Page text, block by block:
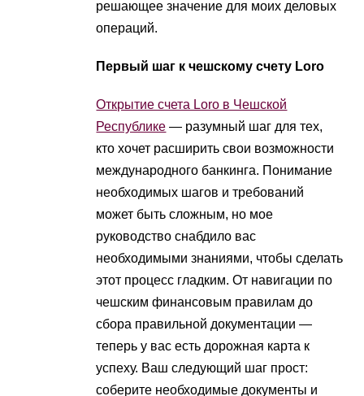
решающее значение для моих деловых
операций.
Первый шаг к чешскому счету Loro
Открытие счета Loro в Чешской
Республике — разумный шаг для тех,
кто хочет расширить свои возможности
международного банкинга. Понимание
необходимых шагов и требований
может быть сложным, но мое
руководство снабдило вас
необходимыми знаниями, чтобы сделать
этот процесс гладким. От навигации по
чешским финансовым правилам до
сбора правильной документации —
теперь у вас есть дорожная карта к
успеху. Ваш следующий шаг прост:
соберите необходимые документы и